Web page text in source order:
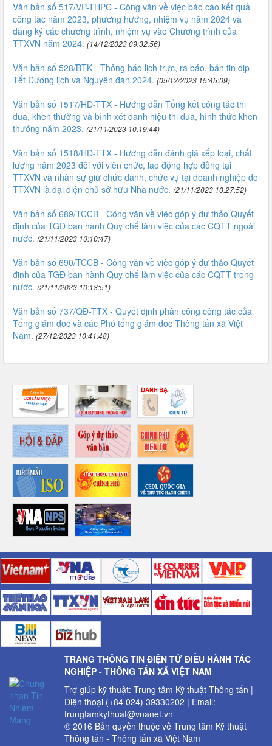
Văn bản số 517/VP-THPC - Công văn về việc báo cáo kết quả
công tác năm 2023, phương hướng, nhiệm vụ năm 2024 và
đăng ký các chương trình, nhiệm vụ vào Chương trình của
TTXVN năm 2024. (14/12/2023 09:32:56)
Văn bản số 528/BTK - Thông báo lịch trực, ra báo, bản tin dịp
Tết Dương lịch và Nguyên đán 2024. (05/12/2023 15:45:09)
Văn bản số 1517/HD-TTX - Hướng dẫn Tổng kết công tác thi
đua, khen thưởng và bình xét danh hiệu thi đua, hình thức khen
thưởng năm 2023. (21/11/2023 10:19:44)
Văn bản số 1518/HD-TTX - Hướng dẫn đánh giá xếp loại, chất
lượng năm 2023 đối với viên chức, lao động hợp đồng tại
TTXVN và nhân sự giữ chức danh, chức vụ tại doanh nghiệp do
TTXVN là đại diện chủ sở hữu Nhà nước. (21/11/2023 10:27:52)
Văn bản số 689/TCCB - Công văn về việc góp ý dự thảo Quyết
định của TGĐ ban hành Quy chế làm việc của các CQTT ngoài
nước. (21/11/2023 10:10:47)
Văn bản số 690/TCCB - Công văn về việc góp ý dự thảo Quyết
định của TGĐ ban hành Quy chế làm việc của các CQTT trong
nước. (21/11/2023 10:13:51)
Văn bản số 737/QĐ-TTX - Quyết định phân công công tác của
Tổng giám đốc và các Phó tổng giám đốc Thông tấn xã Việt
Nam. (27/12/2023 10:41:48)
TRANG THÔNG TIN ĐIỆN TỬ ĐIỀU HÀNH TÁC
NGHIỆP - THÔNG TẤN XÃ VIỆT NAM
Trợ giúp kỹ thuật: Trung tâm Kỹ thuật Thông tấn |
Điện thoại (+84 024) 39330202 | Email:
trungtamkythuat@vnanet.vn
© 2016 Bản quyền thuộc về Trung tâm Kỹ thuật
Thông tấn - Thông tấn xã Việt Nam